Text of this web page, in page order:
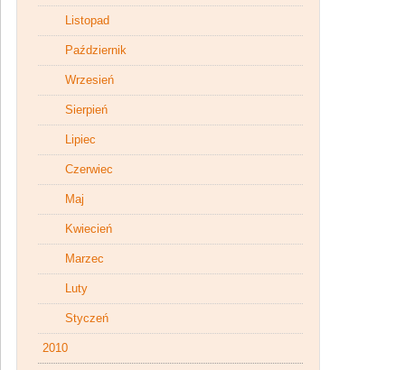
Listopad
Październik
Wrzesień
Sierpień
Lipiec
Czerwiec
Maj
Kwiecień
Marzec
Luty
Styczeń
2010